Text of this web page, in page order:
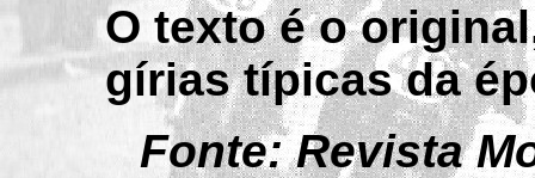
O texto é o
gírias típicas da
Fonte: Revista